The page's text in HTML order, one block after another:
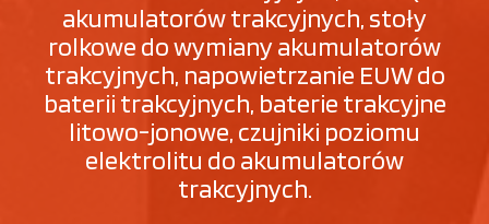
akumulatorów trakcyjnych, stoły
rolkowe do wymiany akumulatorów
trakcyjnych, napowietrzanie EUW do
baterii trakcyjnych, baterie trakcyjne
litowo-jonowe, czujniki poziomu
elektrolitu do akumulatorów
trakcyjnych.